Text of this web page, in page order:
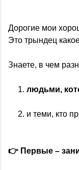
Дорогие мои
Это трындец
Знаете, в чем
людьми,
и теми, кто
👉 Первые –